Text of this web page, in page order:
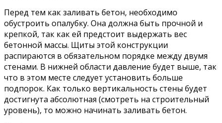
Перед тем как заливать бетон, необходимо
обустроить опалубку. Она должна быть прочной и
крепкой, так как ей предстоит выдержать вес
бетонной массы. Щиты этой конструкции
распираются в обязательном порядке между двумя
стенами. В нижней области давление будет выше, так
что в этом месте следует установить больше
подпорок. Как только вертикальность стены будет
достигнута абсолютная (смотреть на строительный
уровень), то можно начинать заливать бетон.